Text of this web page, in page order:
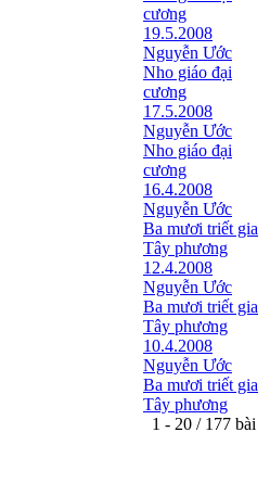
cương
19.5.2008
Nguyễn Ước
Nho giáo đại
cương
17.5.2008
Nguyễn Ước
Nho giáo đại
cương
16.4.2008
Nguyễn Ước
Ba mươi triết gia
Tây phương
12.4.2008
Nguyễn Ước
Ba mươi triết gia
Tây phương
10.4.2008
Nguyễn Ước
Ba mươi triết gia
Tây phương
1 - 20 / 177 bài